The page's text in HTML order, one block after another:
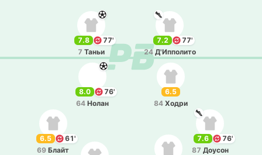
7.8
77'
7 Таньи
7.2
77'
24 Д'И­ппо­ли­то
6.5
61'
69 Блайт
7.6
76'
87 Доусон
6.5
84 Ходри
8.0
76'
64 Нолан